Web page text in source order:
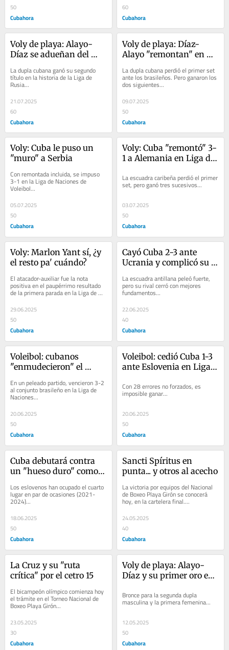
50
Cubahora
60
Cubahora
Voly de playa: Alayo-
Díaz se adueñan del
La dupla cubana ganó su segundo
título en la historia de la Liga de
Rusia...
21.07.2025
60
Cubahora
Voly de playa: Díaz-
Alayo "remontan" en
La dupla cubana perdió el primer set
ante los brasileños. Pero ganaron los
dos siguientes...
09.07.2025
50
Cubahora
Voly: Cuba le puso un
"muro" a Serbia
Con remontada incluida, se impuso
3-1 en la Liga de Naciones de
Voleibol...
05.07.2025
50
Cubahora
Voly: Cuba "remontó" 3-
1 a Alemania en Liga de
La escuadra caribeña perdió el primer
set, pero ganó tres sucesivos...
03.07.2025
50
Cubahora
Voly: Marlon Yant sí, ¿y
el resto pa' cuándo?
El atacador-auxiliar fue la nota
positiva en el paupérrimo resultado
de la primera parada en la Liga de
Naciones de Voleibol...
29.06.2025
50
Cubahora
Cayó Cuba 2-3 ante
Ucrania y complicó su
La escuadra antillana peleó fuerte,
pero su rival cerró con mejores
fundamentos...
22.06.2025
40
Cubahora
Voleibol: cubanos
"enmudecieron" el
En un peleado partido, vencieron 3-2
al conjunto brasileño en la Liga de
Naciones...
20.06.2025
50
Cubahora
Voleibol: cedió Cuba 1-3
ante Eslovenia en Liga
Con 28 errores no forzados, es
imposible ganar...
20.06.2025
50
Cubahora
Cuba debutará contra
un "hueso duro" como
Los eslovenos han ocupado el cuarto
lugar en par de ocasiones (2021-
2024)...
18.06.2025
50
Cubahora
Sancti Spíritus en
punta... y otros al acecho
La victoria por equipos del Nacional
de Boxeo Playa Girón se conocerá
hoy, en la cartelera final....
24.05.2025
40
Cubahora
La Cruz y su "ruta
crítica" por el cetro 15
El bicampeón olímpico comienza hoy
el trámite en el Torneo Nacional de
Boxeo Playa Girón...
23.05.2025
30
Cubahora
Voly de playa: Alayo-
Díaz y su primer oro en
Bronce para la segunda dupla
masculina y la primera femenina...
12.05.2025
50
Cubahora